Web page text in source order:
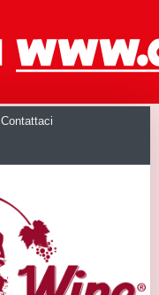
Contattaci